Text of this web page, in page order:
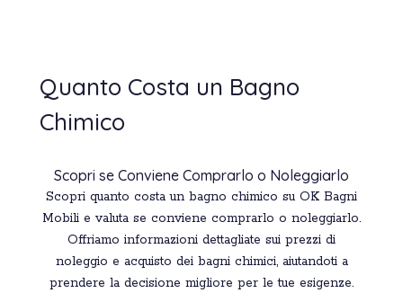
Quanto Costa un Bagno
Chimico
Scopri se Conviene Comprarlo o Noleggiarlo
Scopri quanto costa un bagno chimico su OK Bagni
Mobili e valuta se conviene comprarlo o noleggiarlo.
Offriamo informazioni dettagliate sui prezzi di
noleggio e acquisto dei bagni chimici, aiutandoti a
prendere la decisione migliore per le tue esigenze.